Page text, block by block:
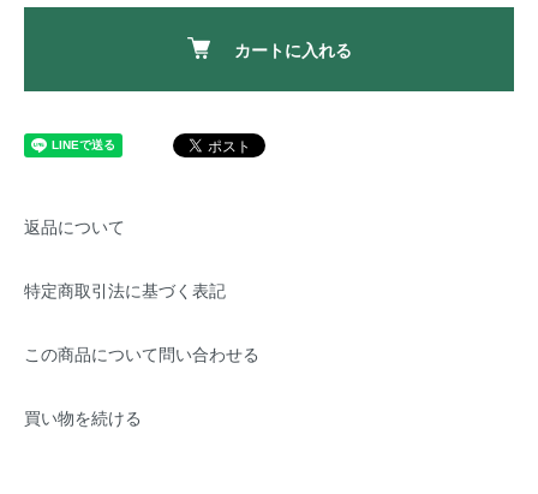
カートに入れる
返品について
特定商取引法に基づく表記
この商品について問い合わせる
買い物を続ける